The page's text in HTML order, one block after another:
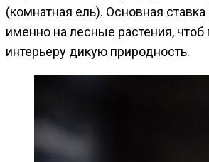
(комнатная ель). Основная
именно на лесные растения, чтоб
интерьеру дикую природность.